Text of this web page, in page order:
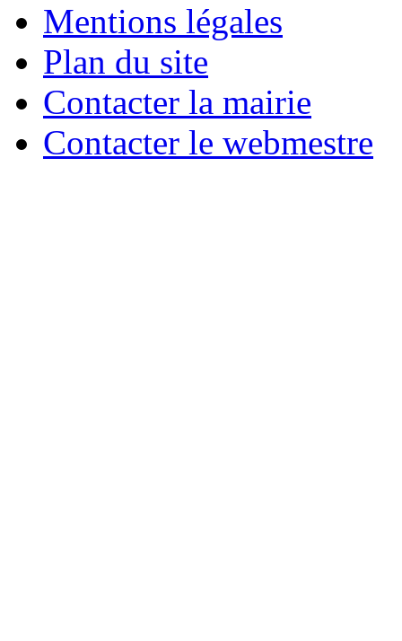
Mentions légales
Plan du site
Contacter la mairie
Contacter le webmestre